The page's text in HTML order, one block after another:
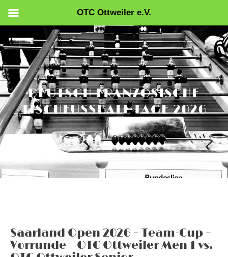
Inhalt
springen
DEUTSCH FRANZÖSISCHE
TISCHFUSSBALL TAGE 2026
Saarland Open 2026 – Team-Cup –
Vorrunde – OTC Ottweiler Men 1 vs.
OTC Ottweiler e.V.